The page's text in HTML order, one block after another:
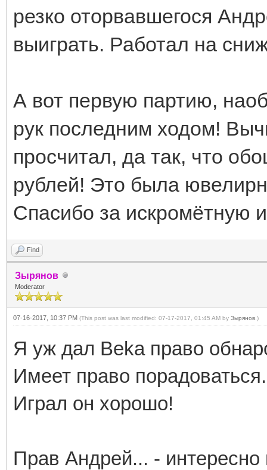
резко оторвавшегося
выиграть. Работал на
А вот первую партию,
рук последним ходом!
просчитал, да так, что
рублей! Это была
Спасибо за искромётную
Find
Зырянов
Moderator
07-16-2017, 10:37 PM (This post was last modified: 07-17-2017, 01:45 AM by Зырянов .)
Я уж дал Beka право
Имеет право
Играл он хорошо!
Прав Андрей... - интересно